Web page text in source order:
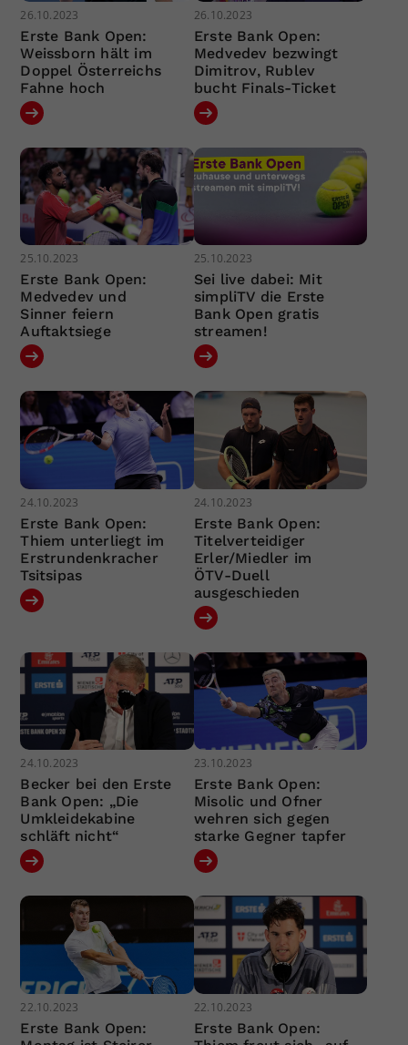
26.10.2023
Erste Bank Open:
Weissborn hält im
Doppel Österreichs
Fahne hoch
26.10.2023
Erste Bank Open:
Medvedev bezwingt
Dimitrov, Rublev
bucht Finals-Ticket
25.10.2023
Erste Bank Open:
Medvedev und
Sinner feiern
Auftaktsiege
25.10.2023
Sei live dabei: Mit
simpliTV die Erste
Bank Open gratis
streamen!
24.10.2023
Erste Bank Open:
Thiem unterliegt im
Erstrundenkracher
Tsitsipas
24.10.2023
Erste Bank Open:
Titelverteidiger
Erler/Miedler im
ÖTV-Duell
ausgeschieden
24.10.2023
Becker bei den Erste
Bank Open: „Die
Umkleidekabine
schläft nicht“
23.10.2023
Erste Bank Open:
Misolic und Ofner
wehren sich gegen
starke Gegner tapfer
22.10.2023
Erste Bank Open:
22.10.2023
Erste Bank Open: